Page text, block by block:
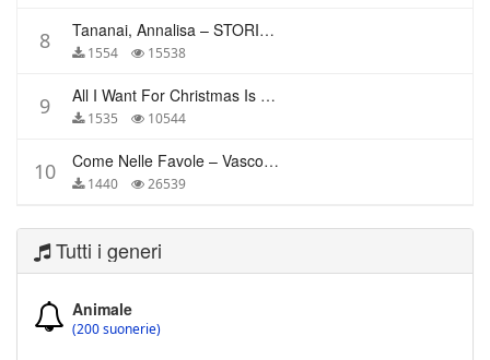
8 Tananai, Annalisa – STORIE BREVI
1554 15538
9 All I Want For Christmas Is You – Mariah Carey
1535 10544
10 Come Nelle Favole – Vasco Rossi
1440 26539
Tutti i generi
Animale
(200 suonerie)